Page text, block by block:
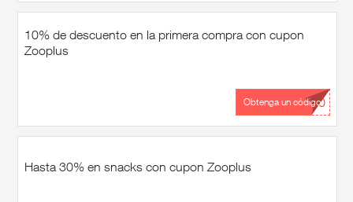
10% de descuento en la primera compra con cupon
Zooplus
...10
Obtenga un código
Hasta 30% en snacks con cupon Zooplus